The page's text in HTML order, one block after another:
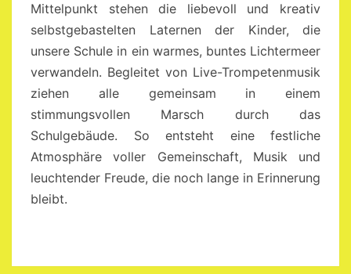
Mittelpunkt stehen die liebevoll und kreativ
selbstgebastelten Laternen der Kinder, die
unsere Schule in ein warmes, buntes Lichtermeer
verwandeln. Begleitet von Live-Trompetenmusik
ziehen alle gemeinsam in einem
stimmungsvollen Marsch durch das
Schulgebäude. So entsteht eine festliche
Atmosphäre voller Gemeinschaft, Musik und
leuchtender Freude, die noch lange in Erinnerung
bleibt.